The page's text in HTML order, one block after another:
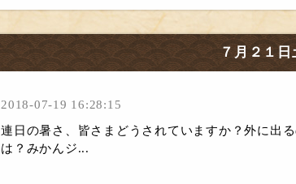
７月２１日
2018-07-19 16:28:15
連日の暑さ、皆さまどうされていますか？外に出
は？みかんジ...